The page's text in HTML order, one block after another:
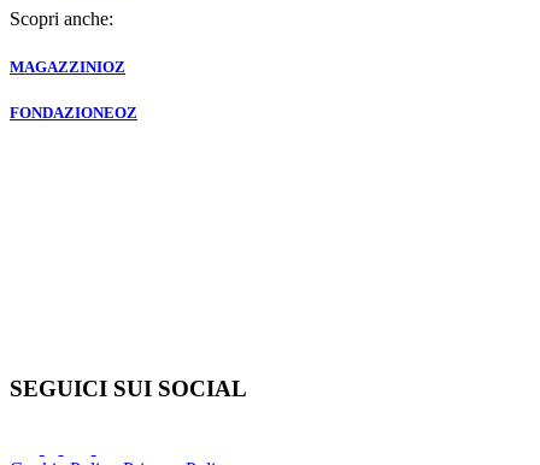
Scopri anche:
MAGAZZINIOZ
FONDAZIONEOZ
SEGUICI SUI SOCIAL